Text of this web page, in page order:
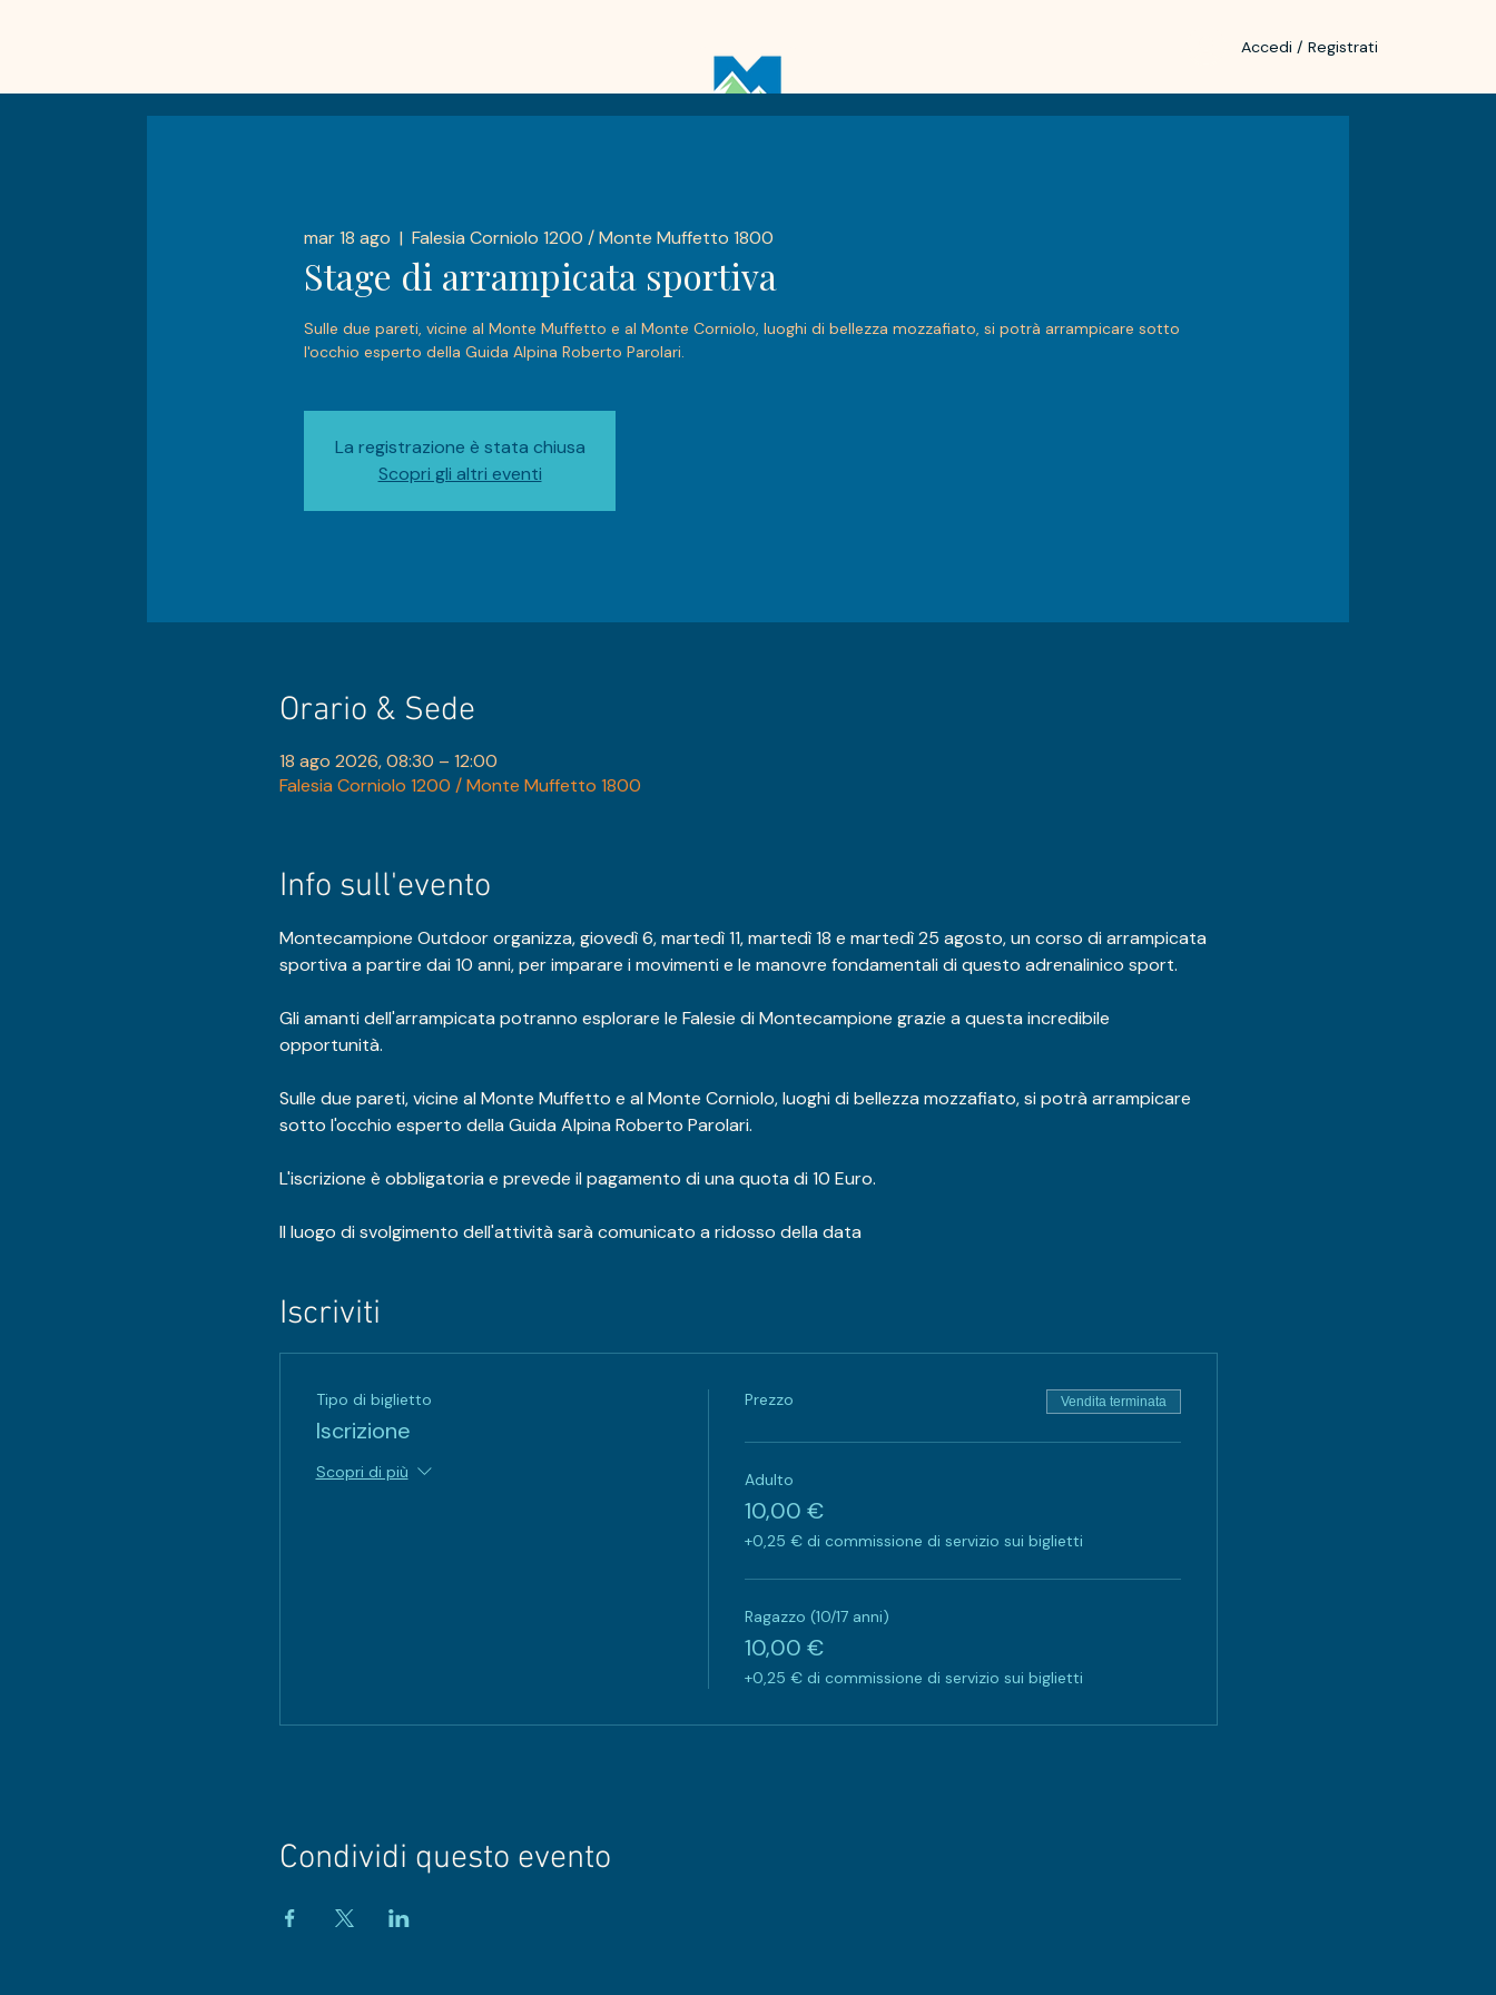
Accedi / Registrati
mar 18 ago
  |
Falesia Corniolo 1200 / Monte Muffetto 1800
Stage di arrampicata sportiva
Sulle due pareti, vicine al Monte Muffetto e al Monte Corniolo, luoghi di bellezza mozzafiato, si potrà arrampicare sotto
l'occhio esperto della Guida Alpina Roberto Parolari.
La registrazione è stata chiusa
Scopri gli altri eventi
Orario & Sede
18 ago 2026, 08:30 – 12:00
Falesia Corniolo 1200 / Monte Muffetto 1800
Info sull'evento
Montecampione Outdoor organizza, giovedì 6, martedì 11, martedì 18 e martedì 25 agosto, un corso di arrampicata
sportiva a partire dai 10 anni, per imparare i movimenti e le manovre fondamentali di questo adrenalinico sport.
Gli amanti dell'arrampicata potranno esplorare le Falesie di Montecampione grazie a questa incredibile
opportunità.
Sulle due pareti, vicine al Monte Muffetto e al Monte Corniolo, luoghi di bellezza mozzafiato, si potrà arrampicare
sotto l'occhio esperto della Guida Alpina Roberto Parolari.
L'iscrizione è obbligatoria e prevede il pagamento di una quota di 10 Euro.
Il luogo di svolgimento dell'attività sarà comunicato a ridosso della data
Iscriviti
Tipo di biglietto
Iscrizione
Scopri di più
Prezzo Vendita terminata
Adulto
10,00 €
+0,25 € di commissione di servizio sui biglietti
Ragazzo (10/17 anni)
10,00 €
+0,25 € di commissione di servizio sui biglietti
Condividi questo evento